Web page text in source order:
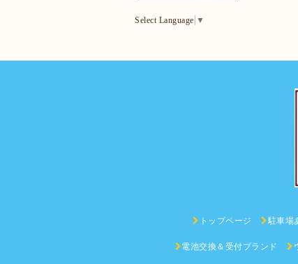
Select Language ▼
トップページ 駐車場
電池交換＆受付ブランド